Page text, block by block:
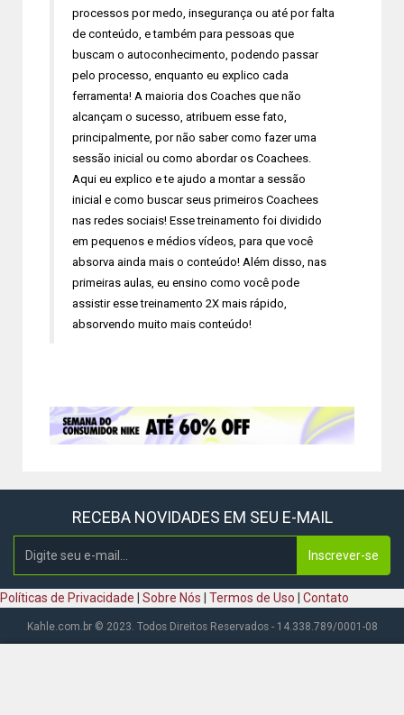
processos por medo, insegurança ou até por falta
de conteúdo, e também para pessoas que
buscam o autoconhecimento, podendo passar
pelo processo, enquanto eu explico cada
ferramenta! A maioria dos Coaches que não
alcançam o sucesso, atribuem esse fato,
principalmente, por não saber como fazer uma
sessão inicial ou como abordar os Coachees.
Aqui eu explico e te ajudo a montar a sessão
inicial e como buscar seus primeiros Coachees
nas redes sociais! Esse treinamento foi dividido
em pequenos e médios vídeos, para que você
absorva ainda mais o conteúdo! Além disso, nas
primeiras aulas, eu ensino como você pode
assistir esse treinamento 2X mais rápido,
absorvendo muito mais conteúdo!
RECEBA NOVIDADES EM SEU E-MAIL
Inscrever-se
Políticas de Privacidade Sobre Nós Termos de Uso Contato
Kahle.com.br © 2023. Todos Direitos Reservados - 14.338.789/0001-08